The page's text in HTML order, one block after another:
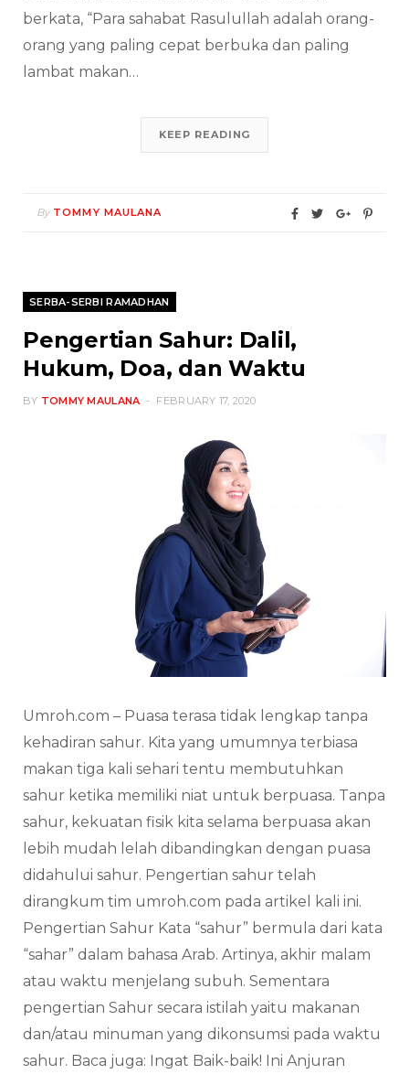
berkata, “Para sahabat Rasulullah adalah orang-
orang yang paling cepat berbuka dan paling
lambat makan…
KEEP READING
By TOMMY MAULANA
SERBA-SERBI RAMADHAN
Pengertian Sahur: Dalil,
Hukum, Doa, dan Waktu
BY TOMMY MAULANA FEBRUARY 17, 2020
Umroh.com – Puasa terasa tidak lengkap tanpa
kehadiran sahur. Kita yang umumnya terbiasa
makan tiga kali sehari tentu membutuhkan
sahur ketika memiliki niat untuk berpuasa. Tanpa
sahur, kekuatan fisik kita selama berpuasa akan
lebih mudah lelah dibandingkan dengan puasa
didahului sahur. Pengertian sahur telah
dirangkum tim umroh.com pada artikel kali ini.
Pengertian Sahur Kata “sahur” bermula dari kata
“sahar” dalam bahasa Arab. Artinya, akhir malam
atau waktu menjelang subuh. Sementara
pengertian Sahur secara istilah yaitu makanan
dan/atau minuman yang dikonsumsi pada waktu
sahur. Baca juga: Ingat Baik-baik! Ini Anjuran